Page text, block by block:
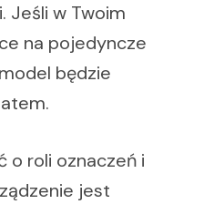
Jeśli w Twoim
na pojedyncze
będzie
o roli oznaczeń i
jest